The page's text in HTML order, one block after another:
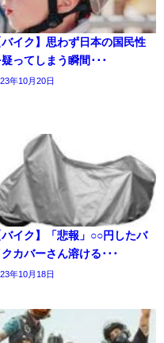
バイク】思わず日本の国民性
疑ってしまう瞬間･･･
年10月20日
バイク】「悲報」○○円したバ
クカバーさん溶ける･･･
年10月18日